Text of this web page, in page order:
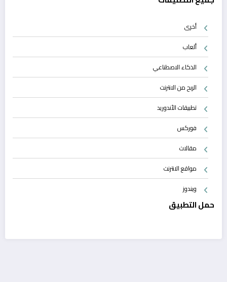
أخرى
ألعاب
الذكاء الاصطناعي
الربح من الانترنت
تطبيقات الأندوريد
فوركس
مقالات
مواقع الانترنت
ويندوز
حمل التطبيق